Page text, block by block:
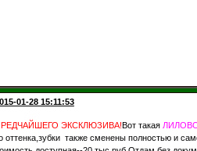
01-28 15:11:53
ЭКСКЛЮЗИВА!Вот такая
оттенка,зубки также сменены полностью